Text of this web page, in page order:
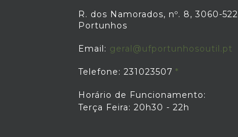
R. dos Namorados, nº. 8, 3060-522
Portunhos
Email: geral@ufportunhosoutil.pt
Telefone: 231023507
Horário de Funcionamento:
Terça Feira: 20h30 - 22h